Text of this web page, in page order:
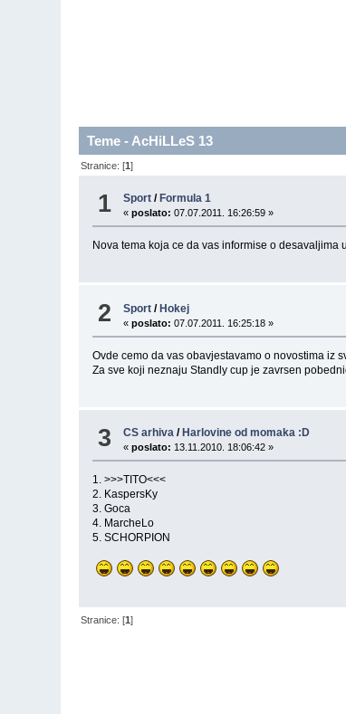
Teme - AcHiLLeS 13
Stranice: [1]
1 Sport / Formula 1
«poslato: 07.07.2011. 16:26:59 »
Nova tema koja ce da vas informise o
2 Sport /Hokej
«poslato: 07.07.2011. 16:25:18 »
Ovde cemo da vas obavjestavamo o novostima iz
Za sve koji neznaju Standly cup je zavrsen
3 CS arhiva / Harlovine od momaka :D
«poslato: 13.11.2010. 18:06:42 »
1. >>>TITO<<<
2. KaspersKy
3. Goca
4. MarcheLo
5. SCHORPION
Stranice: [1]